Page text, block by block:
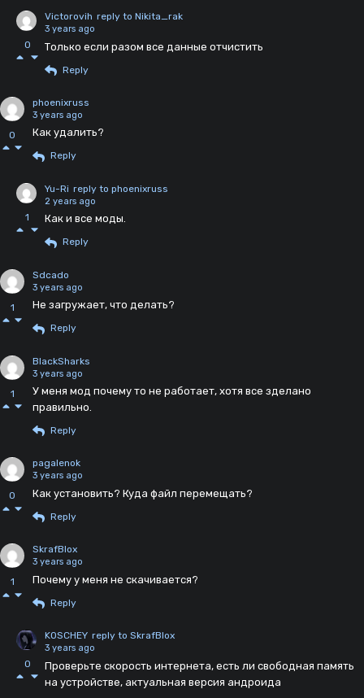
0
Victorovih reply to Nikita_rak
3 years ago
Только если разом все данные отчистить
Reply
0
phoenixruss
3 years ago
Как удалить?
Reply
1
Yu-Ri reply to phoenixruss
2 years ago
Как и все моды.
Reply
1
Sdcado
3 years ago
Не загружает, что делать?
Reply
1
BlackSharks
3 years ago
У меня мод почему то не работает, хотя все зделано
правильно.
Reply
0
pagalenok
3 years ago
Как установить? Куда файл перемещать?
Reply
1
SkrafBlox
3 years ago
Почему у меня не скачивается?
Reply
0
KOSCHEY reply to SkrafBlox
3 years ago
Проверьте скорость интернета, есть ли свободная память
на устройстве, актуальная версия андроида